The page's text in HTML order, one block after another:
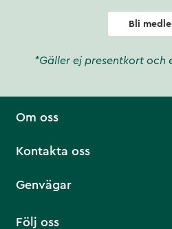
Bli
*Gäller ej presentkort och
Om oss
Kontakta oss
Genvägar
Följ oss